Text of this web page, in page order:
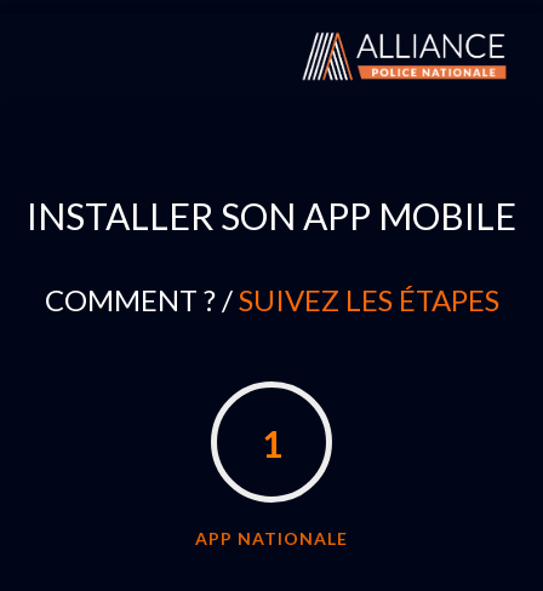
INSTALLER SON APP MOBILE
COMMENT ? /SUIVEZ LES ÉTAPES
1
APP NATIONALE